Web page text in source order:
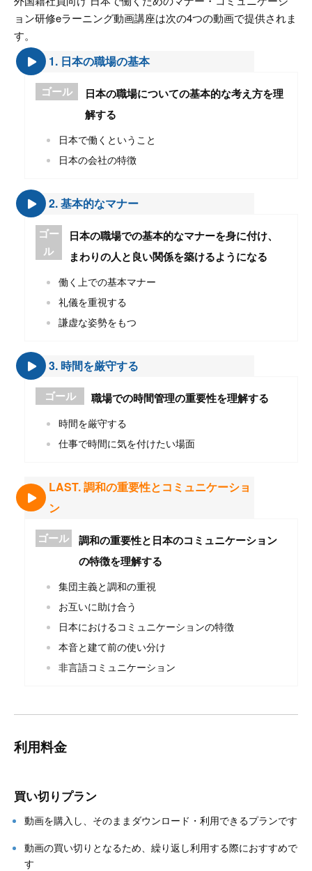
ョン研修eラーニング動画講座は次の4つの動画で提供されま
す。
1. 日本の職場の基本
ゴール
日本の職場についての基本的な考え方を理
解する
日本で働くということ
日本の会社の特徴
2. 基本的なマナー
ゴー
ル
日本の職場での基本的なマナーを身に付け、
まわりの人と良い関係を築けるようになる
働く上での基本マナー
礼儀を重視する
謙虚な姿勢をもつ
3. 時間を厳守する
ゴール 職場での時間管理の重要性を理解する
時間を厳守する
仕事で時間に気を付けたい場面
LAST. 調和の重要性とコミュニケーショ
ン
ゴール
調和の重要性と日本のコミュニケーション
の特徴を理解する
集団主義と調和の重視
お互いに助け合う
日本におけるコミュニケーションの特徴
本音と建て前の使い分け
非言語コミュニケーション
利用料金
買い切りプラン
動画を購入し、そのままダウンロード・利用できるプランです
動画の買い切りとなるため、繰り返し利用する際におすすめで
す